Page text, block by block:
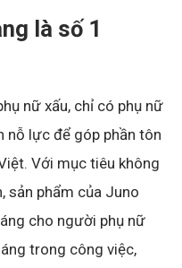
là số 1
nữ xấu, chỉ có phụ nữ
nỗ lực để góp phần tôn
Với mục tiêu không
sản phẩm của Juno
cho người phụ nữ
trong công việc,